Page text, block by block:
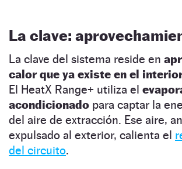
La clave:
La clave del sistema reside en
calor que ya existe en el
El HeatX Range+ utiliza el
acondicionado para captar la
del aire de extracción. Ese aire,
expulsado al exterior, calienta el
del circuito.